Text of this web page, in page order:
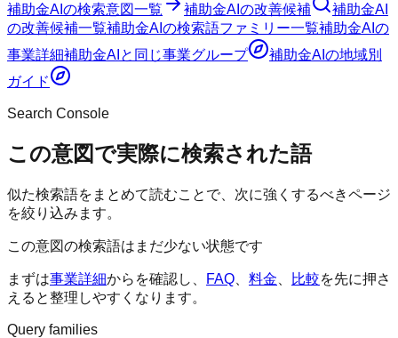
補助金AI の検索意図一覧 補助金AI の改善候補
補助金AI
の改善候補一覧補助金AI の検索語ファミリー一覧補助金AI の
事業詳細補助金AI と同じ事業グループ 補助金AI の地域別
ガイド
Search Console
この意図で実際に検索された語
似た検索語をまとめて読むことで、次に強くするべきページ
を絞り込みます。
この意図の検索語はまだ少ない状態です
まずは事業詳細からを確認し、 FAQ 料金 比較を先に押さ
えると整理しやすくなります。
Query families